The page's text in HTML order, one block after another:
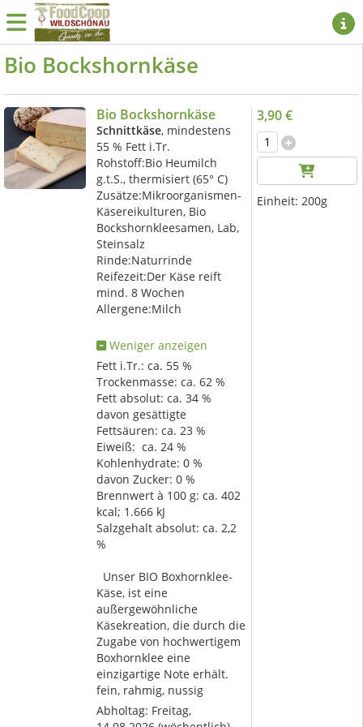
Bio Bockshornkäse
Bio Bockshornkäse
Schnittkäse, mindestens
55 % Fett i.Tr.
Rohstoff:Bio Heumilch
g.t.S., thermisiert (65° C)
Zusätze:Mikroorganismen-
Käsereikulturen, Bio
Bockshornkleesamen, Lab,
Steinsalz
Rinde:Naturrinde
Reifezeit:Der Käse reift
mind. 8 Wochen
Allergene:Milch
Weniger anzeigen
Fett i.Tr.: ca. 55 %
Trockenmasse: ca. 62 %
Fett absolut: ca. 34 %
davon gesättigte
Fettsäuren: ca. 23 %
Eiweiß: ca. 24 %
Kohlenhydrate: 0 %
davon Zucker: 0 %
Brennwert à 100 g: ca. 402
kcal; 1.666 kJ
Salzgehalt absolut: ca. 2,2
%
Unser BIO Boxhornklee-
Käse, ist eine
außergewöhnliche
Käsekreation, die durch die
Zugabe von hochwertigem
Boxhornklee eine
einzigartige Note erhält.
fein, rahmig, nussig
Abholtag: Freitag,
3,90 €
Einheit: 200g